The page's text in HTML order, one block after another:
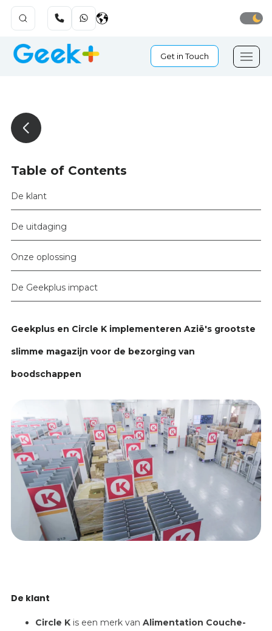
Get in Touch
Table of Contents
De klant
De uitdaging
Onze oplossing
De Geekplus impact
Geekplus en Circle K implementeren Azië's grootste
slimme magazijn voor de bezorging van
boodschappen
De klant
Circle K is een merk van Alimentation Couche-